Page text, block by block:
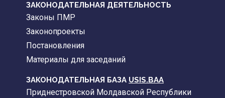
ЗАКОНОДАТЕЛЬНАЯ ДЕЯТЕЛЬНОСТЬ
Законы ПМР
Законопроекты
Постановления
Материалы для заседаний
ЗАКОНОДАТЕЛЬНАЯ БАЗА USIS.BAA
Приднестровской Молдавской Республики